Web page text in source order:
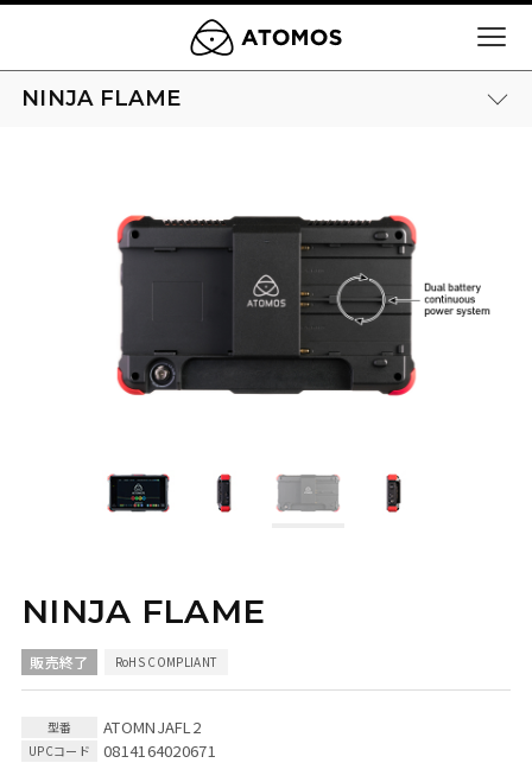
NINJA FLAME
NINJA FLAME
ATOMNJAFL2
0814164020671